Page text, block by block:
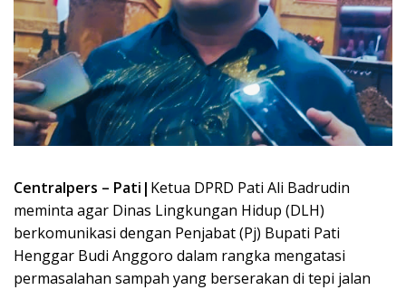
Centralpers – Pati| Ketua DPRD Pati Ali Badrudin
meminta agar Dinas Lingkungan Hidup (DLH)
berkomunikasi dengan Penjabat (Pj) Bupati Pati
Henggar Budi Anggoro dalam rangka mengatasi
permasalahan sampah yang berserakan di tepi jalan